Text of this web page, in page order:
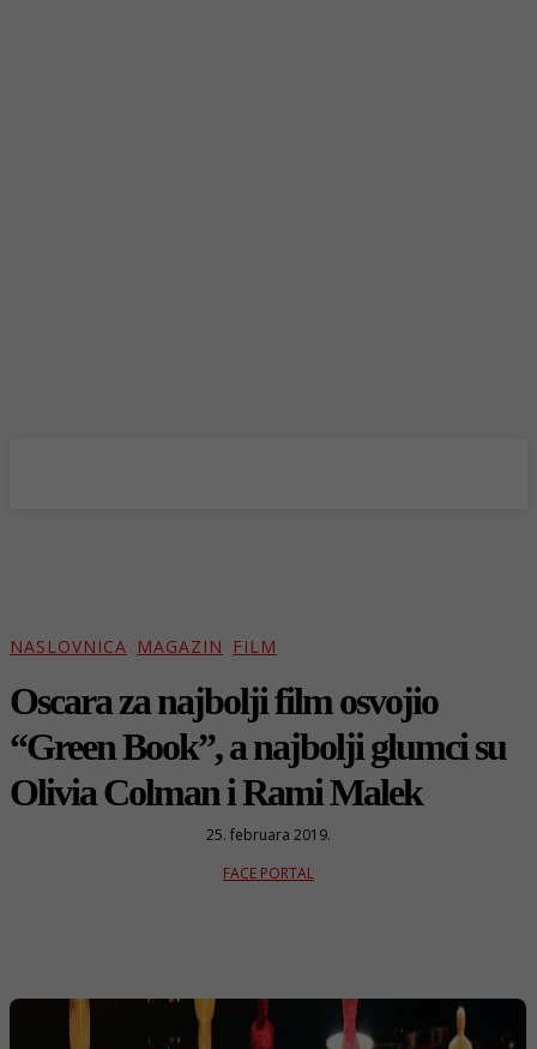
NASLOVNICA MAGAZIN FILM
Oscara za najbolji film osvojio
“Green Book”, a najbolji glumci su
Olivia Colman i Rami Malek
25. februara 2019.
FACE PORTAL